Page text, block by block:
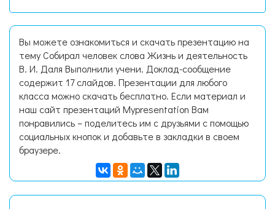
Вы можете ознакомиться и скачать презентацию на
тему Собирал человек слова Жизнь и деятельность
В. И. Даля Выполнили учени. Доклад-сообщение
содержит 17 слайдов. Презентации для любого
класса можно скачать бесплатно. Если материал и
наш сайт презентаций Mypresentation Вам
понравились – поделитесь им с друзьями с помощью
социальных кнопок и добавьте в закладки в своем
браузере.